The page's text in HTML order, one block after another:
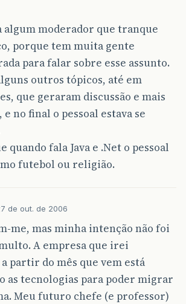
algum moderador que tranque
porque tem muita gente
para falar sobre esse assunto.
outros tópicos, até em
que geraram discussão e mais
e no final o pessoal estava se
quando fala Java e .Net o pessoal
futebol ou religião.
de out. de 2006
me, mas minha intenção não foi
A empresa que irei
partir do mês que vem está
as tecnologias para poder migrar
Meu futuro chefe (e professor)